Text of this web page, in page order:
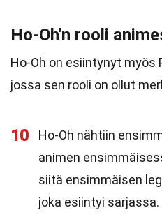
Ho-Oh'n rooli
Ho-Oh on esiintynyt myös
jossa sen rooli on ollut
10
Ho-Oh nähtiin
animen
siitä ensimmäisen
joka esiintyi sarjassa.